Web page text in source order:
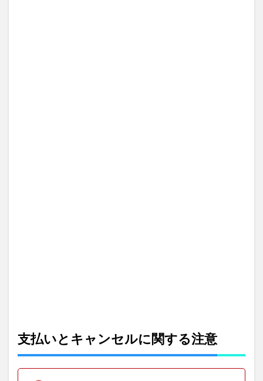
支払いとキャンセルに関する注意